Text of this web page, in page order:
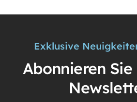
Exklusive
Abonnieren Sie